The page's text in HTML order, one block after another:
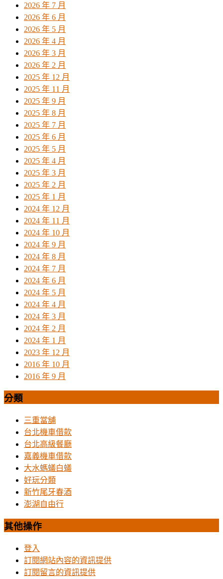
2026 年 7 月
2026 年 6 月
2026 年 5 月
2026 年 4 月
2026 年 3 月
2026 年 2 月
2025 年 12 月
2025 年 11 月
2025 年 9 月
2025 年 8 月
2025 年 7 月
2025 年 6 月
2025 年 5 月
2025 年 4 月
2025 年 3 月
2025 年 2 月
2025 年 1 月
2024 年 12 月
2024 年 11 月
2024 年 10 月
2024 年 9 月
2024 年 8 月
2024 年 7 月
2024 年 6 月
2024 年 5 月
2024 年 4 月
2024 年 3 月
2024 年 2 月
2024 年 1 月
2023 年 12 月
2016 年 10 月
2016 年 9 月
分類
三重當舖
台北機車借款
台北高級餐廳
嘉義機車借款
大水螞蟻白蟻
好玩分類
新竹尾牙春酒
澎湖自由行
其他操作
登入
訂閱網站內容的資訊提供
訂閱留言的資訊提供